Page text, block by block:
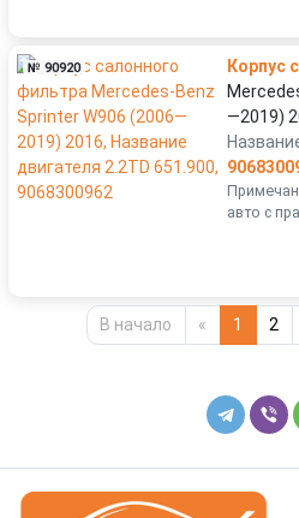
№ 90920
Корпус
—2019)
авто с
В начало « 1 2